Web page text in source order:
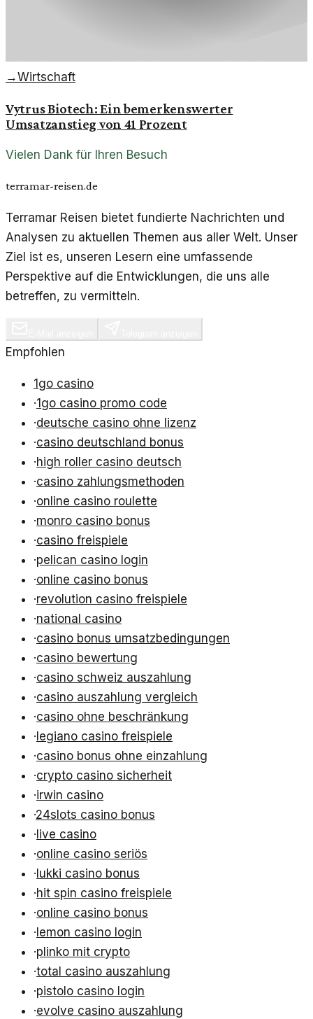
→Wirtschaft
Vytrus Biotech: Ein bemerkenswerter
Umsatzanstieg von 41 Prozent
Vielen Dank für Ihren Besuch
terramar-reisen.de
Terramar Reisen bietet fundierte Nachrichten und
Analysen zu aktuellen Themen aus aller Welt. Unser
Ziel ist es, unseren Lesern eine umfassende
Perspektive auf die Entwicklungen, die uns alle
betreffen, zu vermitteln.
Empfohlen
1go casino
·1go casino promo code
·deutsche casino ohne lizenz
·casino deutschland bonus
·high roller casino deutsch
·casino zahlungsmethoden
·online casino roulette
·monro casino bonus
·casino freispiele
·pelican casino login
·online casino bonus
·revolution casino freispiele
·national casino
·casino bonus umsatzbedingungen
·casino bewertung
·casino schweiz auszahlung
·casino auszahlung vergleich
·casino ohne beschränkung
· legiano casino freispiele
·casino bonus ohne einzahlung
·crypto casino sicherheit
·irwin casino
·24slots casino bonus
· live casino
·online casino seriös
· lukki casino bonus
·hit spin casino freispiele
·online casino bonus
· lemon casino login
·plinko mit crypto
·total casino auszahlung
·pistolo casino login
·evolve casino auszahlung